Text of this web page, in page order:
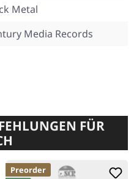
Metal
Media Records
FÜR
Preorder